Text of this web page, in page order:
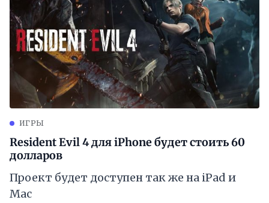
ИГРЫ
Resident Evil 4 для iPhone будет стоить 60
долларов
Проект будет доступен так же на iPad и
Mac